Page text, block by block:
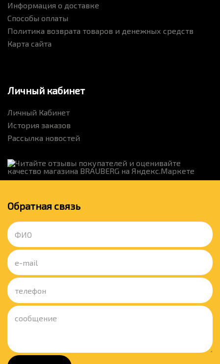
Информация о доставке
Способы оплаты
Политика возврата товаров и денежных средств
Карта сайта
Личный кабинет
Личный Кабинет
История заказов
Рассылка новостей
Обратная связь